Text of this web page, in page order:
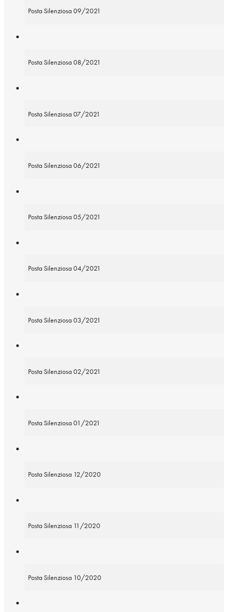
Posta Silenziosa 09/2021
Posta Silenziosa 08/2021
Posta Silenziosa 07/2021
Posta Silenziosa 06/2021
Posta Silenziosa 05/2021
Posta Silenziosa 04/2021
Posta Silenziosa 03/2021
Posta Silenziosa 02/2021
Posta Silenziosa 01/2021
Posta Silenziosa 12/2020
Posta Silenziosa 11/2020
Posta Silenziosa 10/2020